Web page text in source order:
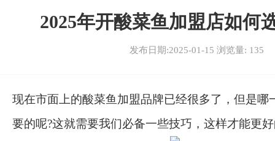
2025年开酸菜鱼加盟店如何
发布日期:2025-01-15 浏览量: 135
现在市面上的酸菜鱼加盟品牌已经很多了，但是哪
要的呢?这就需要我们必备一些技巧，这样才能更